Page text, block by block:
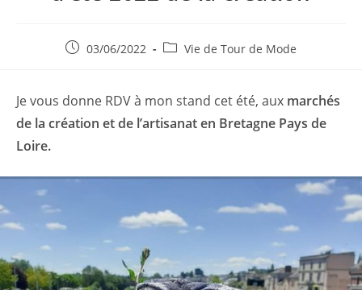
Publication
03/06/2022
PostVie de Tour de Mode
Je vous donne RDV à mon stand cet été, aux marchés
de la création et de l’artisanat en Bretagne Pays de
Loire.